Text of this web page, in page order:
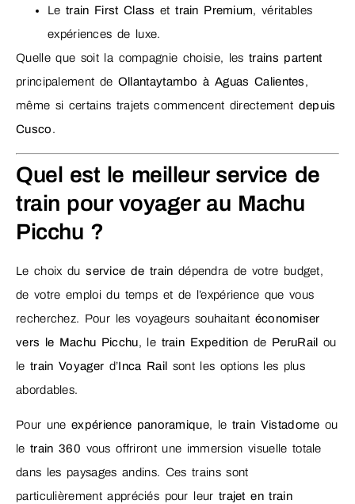
Letrain First Class ettrain Premium, véritables
expériences de luxe.
Quelle que soit la compagnie choisie, les trains partent
principalement de Ollantaytambo à Aguas Calientes,
même si certains trajets commencent directement depuis
Cusco.
Quel est le meilleur service de
train pour voyager au Machu
Picchu ?
Le choix duservice de train dépendra de votre budget,
de votre emploi du temps et de l’expérience que vous
recherchez. Pour les voyageurs souhaitant économiser
vers le Machu Picchu, le train Expedition de PeruRail ou
letrain Voyager d’Inca Rail sont les options les plus
abordables.
Pour uneexpérience panoramique, le train Vistadome ou
letrain 360 vous offriront une immersion visuelle totale
dans les paysages andins. Ces trains sont
particulièrement appréciés pour leur trajet en train